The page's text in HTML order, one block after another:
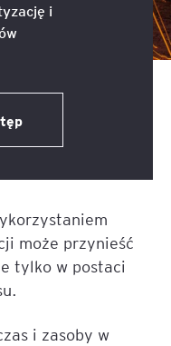
i
może przynieść
tylko w postaci
i zasoby w